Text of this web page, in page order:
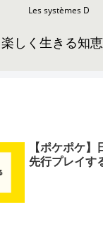
Les systèmes D
楽しく生きる知
【ポケポケ
先行プレイす